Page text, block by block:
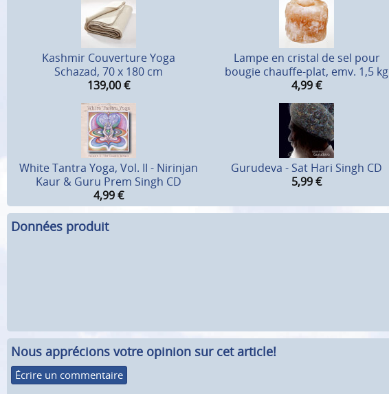
Kashmir Couverture Yoga
Schazad, 70 x 180 cm
139,00€
Lampe en cristal de sel pour
bougie chauffe-plat, emv. 1,5 kg
4,99€
White Tantra Yoga, Vol. II - Nirinjan
Kaur & Guru Prem Singh CD
4,99€
Gurudeva - Sat Hari Singh CD
5,99€
Données produit
Nous apprécions votre opinion sur cet article!
Écrire un commentaire